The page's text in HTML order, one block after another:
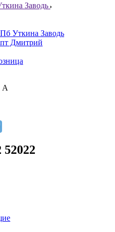
Заводь
Уткина Заводь
Дмитрий
А
52022